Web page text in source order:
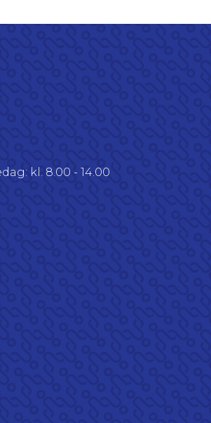
kl. 8.00 - 14.00